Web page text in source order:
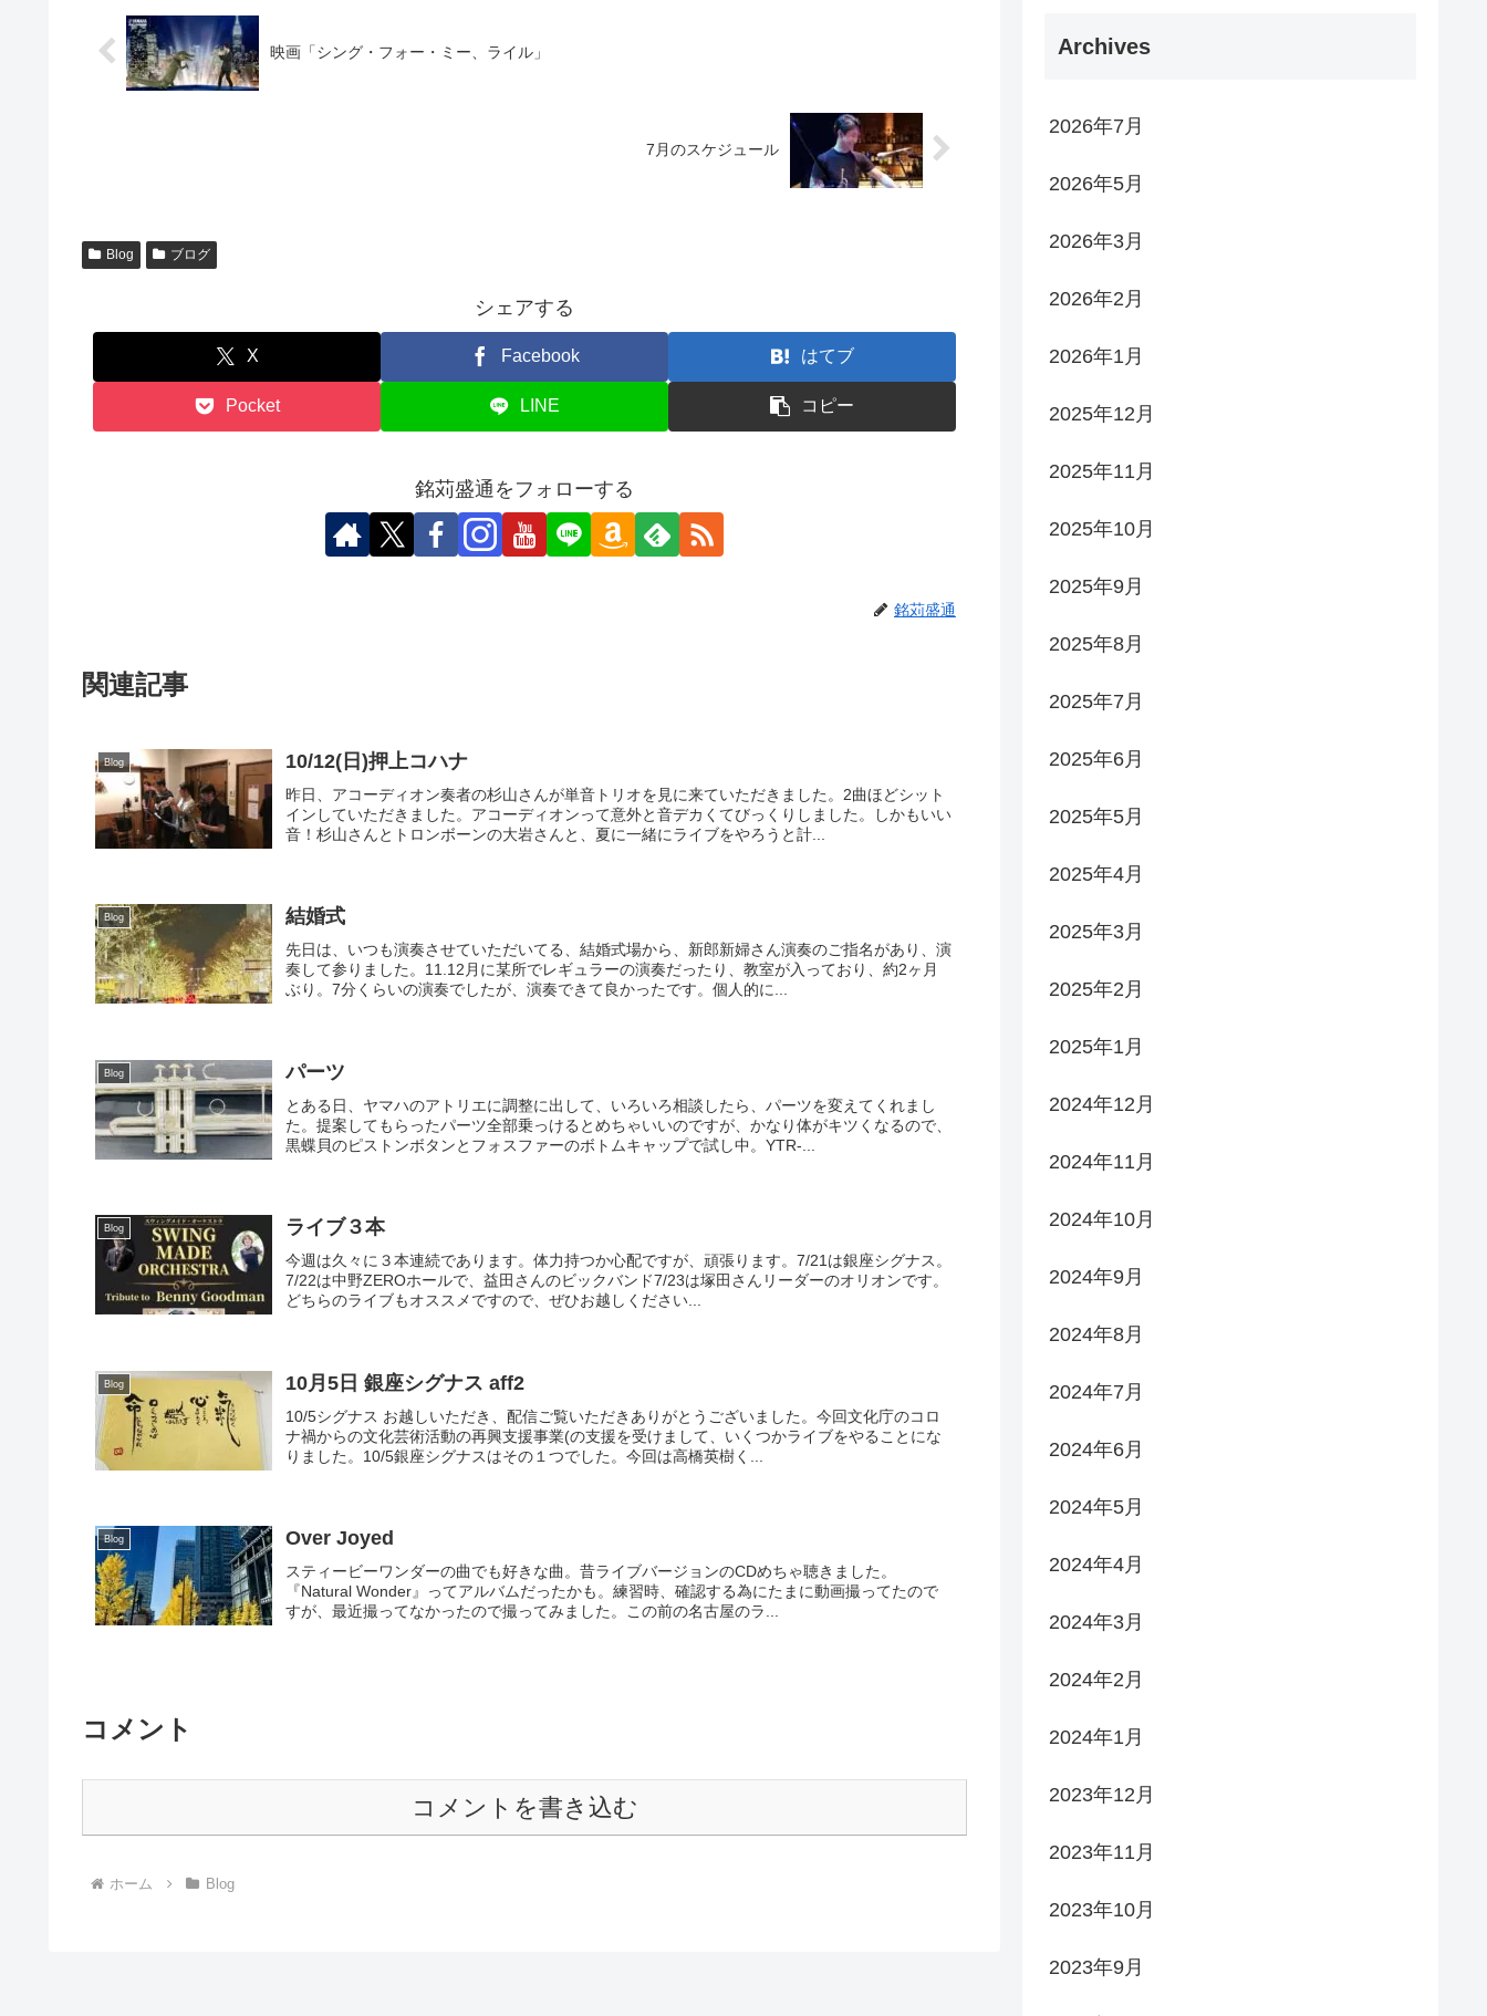
映画「シング・フォー・ミー、ライル」
7月のスケジュール
Blog ブログ
シェアする
X Facebook はてブ
Pocket LINE コピー
銘苅盛通をフォローする
銘苅盛通
関連記事
Blog 10/12(日)押上コハナ
昨日、アコーディオン奏者の杉山さんが単音トリオを見に来ていただきました。2曲ほどシット
インしていただきました。アコーディオンって意外と音デカくてびっくりしました。しかもいい
音！杉山さんとトロンボーンの大岩さんと、夏に一緒にライブをやろうと計...
Blog 結婚式
先日は、いつも演奏させていただいてる、結婚式場から、新郎新婦さん演奏のご指名があり、演
奏して参りました。11.12月に某所でレギュラーの演奏だったり、教室が入っており、約2ヶ月
ぶり。7分くらいの演奏でしたが、演奏できて良かったです。個人的に...
Blog パーツ
とある日、ヤマハのアトリエに調整に出して、いろいろ相談したら、パーツを変えてくれまし
た。提案してもらったパーツ全部乗っけるとめちゃいいのですが、かなり体がキツくなるので、
黒蝶貝のピストンボタンとフォスファーのボトムキャップで試し中。YTR-...
Blog ライブ３本
今週は久々に３本連続であります。体力持つか心配ですが、頑張ります。7/21は銀座シグナス。
7/22は中野ZEROホールで、益田さんのビックバンド7/23は塚田さんリーダーのオリオンです。
どちらのライブもオススメですので、ぜひお越しください...
Blog 10月5日 銀座シグナス aff2
10/5シグナス お越しいただき、配信ご覧いただきありがとうございました。今回文化庁のコロ
ナ禍からの文化芸術活動の再興支援事業(の支援を受けまして、いくつかライブをやることにな
りました。10/5銀座シグナスはその１つでした。今回は高橋英樹く...
Blog Over Joyed
スティービーワンダーの曲でも好きな曲。昔ライブバージョンのCDめちゃ聴きました。
『Natural Wonder』ってアルバムだったかも。練習時、確認する為にたまに動画撮ってたので
すが、最近撮ってなかったので撮ってみました。この前の名古屋のラ...
コメント
コメントを書き込む
ホーム Blog
Archives
2026年7月
2026年5月
2026年3月
2026年2月
2026年1月
2025年12月
2025年11月
2025年10月
2025年9月
2025年8月
2025年7月
2025年6月
2025年5月
2025年4月
2025年3月
2025年2月
2025年1月
2024年12月
2024年11月
2024年10月
2024年9月
2024年8月
2024年7月
2024年6月
2024年5月
2024年4月
2024年3月
2024年2月
2024年1月
2023年12月
2023年11月
2023年10月
2023年9月